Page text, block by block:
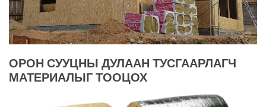
ОРОН СУУЦНЫ ДУЛААН ТУСГААРЛАГЧ
МАТЕРИАЛЫГ ТООЦОХ